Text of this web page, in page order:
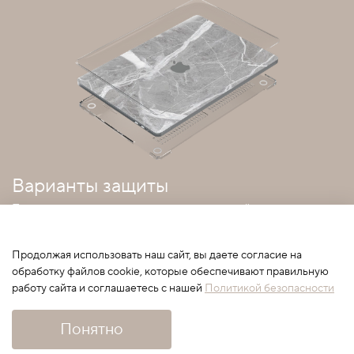
Варианты защиты
Покрытия можно совмещать с прозрачным кейсом
Продолжая использовать наш сайт, вы даете согласие на
обработку файлов cookie, которые обеспечивают правильную
работу сайта и соглашаетесь с нашей Политикой безопасности
Понятно